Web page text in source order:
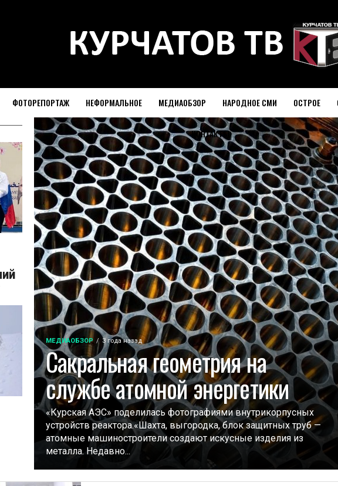
ФОТОРЕПОРТАЖ НЕФОРМАЛЬНОЕ МЕДИАОБЗОР НАРОДНОЕ СМИ ОСТРОЕ
КОНТАКТЫ
МЕДИАОБЗОР 3 года назад
Сакральная геометрия на
службе атомной энергетики
«Курская АЭС» поделилась фотографиями внутрикорпусных
устройств реактора.«Шахта, выгородка, блок защитных труб —
атомные машиностроители создают искусные изделия из
металла. Недавно...